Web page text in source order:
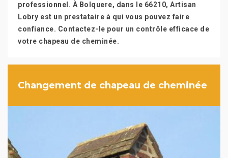
professionnel. À Bolquere, dans le 66210, Artisan
Lobry est un prestataire à qui vous pouvez faire
confiance. Contactez-le pour un contrôle efficace de
votre chapeau de cheminée.
Changement de chapeau de cheminée